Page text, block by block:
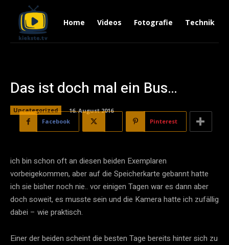
Home Videos Fotografie Technik
Das ist doch mal ein Bus…
Uncategorized
16. August 2016
Facebook
Pinterest
ich bin schon oft an diesen beiden Exemplaren
vorbeigekommen, aber auf die Speicherkarte gebannt hatte
ich sie bisher noch nie.. vor einigen Tagen war es dann aber
doch soweit, es musste sein und die Kamera hatte ich zufällig
dabei – wie praktisch.
Einer der beiden scheint die besten Tage bereits hinter sich zu